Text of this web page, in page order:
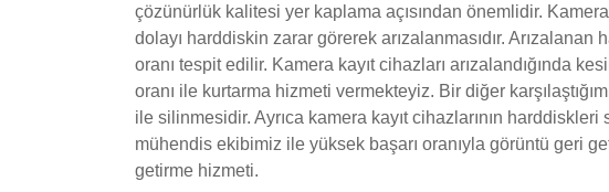
çözünürlük kalitesi yer kaplama açısından önemlidir.
dolayı harddiskin zarar görerek arızalanmasıdır.
oranı tespit edilir. Kamera kayıt cihazları arızalandığında
oranı ile kurtarma hizmeti vermekteyiz. Bir diğer
ile silinmesidir. Ayrıca kamera kayıt cihazlarının
mühendis ekibimiz ile yüksek başarı oranıyla görüntü geri
getirme hizmeti.